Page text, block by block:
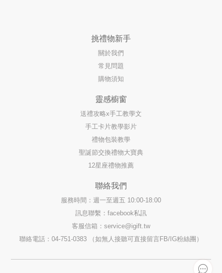
挑禮物新手
關於我們
常見問題
購物須知
靈感櫥窗
送禮攻略x手工教學文
手工卡片教學影片
禮物包裝教學
聖誕節交換禮物大寶典
12星座禮物推薦
聯絡我們
服務時間：週一至週五 10:00-18:00
訊息聯繫：facebook私訊
客服信箱： service@igift.tw
聯絡電話：04-751-0383 （如無人接聽可直接留言FB/IG粉絲團）